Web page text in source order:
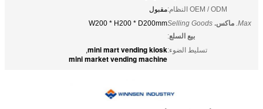
OEM / ODM النظام:
مقبول
Max. ماكس. Selling Goods
بيع السلع:
W200 * H200 * D200mm
تسليط الضوء:mini mart vending kiosk
,
mini market vending machine